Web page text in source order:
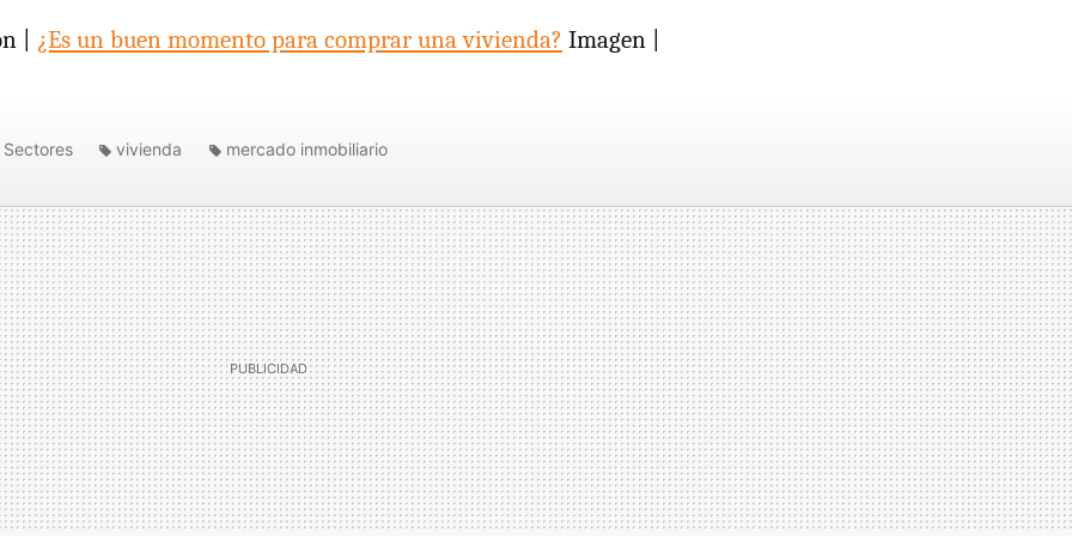
| ¿Es un buen momento para comprar una vivienda? Imagen |
Sectores vivienda mercado inmobiliario